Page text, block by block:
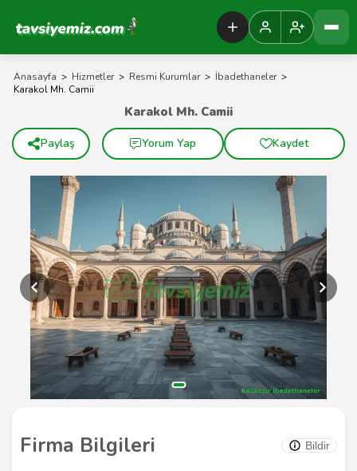
Tavsiyemiz Anasayfa
Anasayfa > Hizmetler > Resmi Kurumlar > İbadethaneler >
Karakol Mh. Camii
Firma Bilgileri Bildir
Karakol Mh. Camii
Paylaş Yorum Yap Kaydet